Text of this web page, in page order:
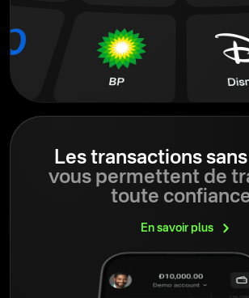
Les transactions
vous permettent de
toute
En savoirplus